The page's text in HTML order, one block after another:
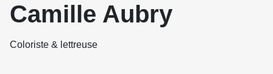
Camille Aubry
Coloriste & lettreuse